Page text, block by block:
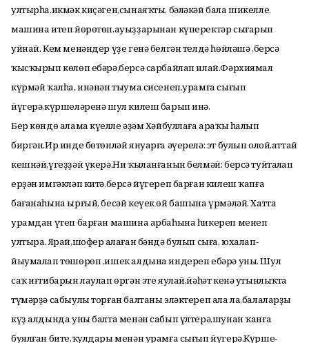
ултырһа,икмәк киҫәген,сынаяҡты, бәләкәй бала шикелле,
машина итеп йөрөтөп,ауыҙҙарынан күперектәр сығарып
уйнай. Кем менәндер үҙе генә белгән телдә һөйләшә ,берсә
ҡысҡырып көлөп ебәрә,берсә сарбайлап илай.Фәрхиямал
күрмәй ҡалһа, инәнән тыума сисенеп,урамға сығып
йүгерә,күршеләренә шул килеш барып инә.
Бер көндө алама күңелле әҙәм Хәйбуллаға араҡы һалып
биргән.Ир инде бөтөнләй януарға әүерелә: эт булып олой,аттай
кешнәй,үгеҙҙәй үкерә.Ни ҡыланғанын белмәй: берсә туйтаңлап
ерҙән имгәкләп китә,берсә йүгереп барған килеш ҡапға
бағанаһына ырғый, бесәй кеүек өй башына үрмәләй. Хатта
урамдан үтеп барған машина арбаһына һикереп менеп
ултыра. Ярай,шофер аңлаған бәндә булып сыға, юхалап-
йыумалап төшөрөп ,ишек алдына индереп ебәрә уны. Шул
саҡ иғтибарын лаулап өргән эте яулай,йәһәт кенә утынлыҡта
түмәрҙә сабыулы торған балтаны эләктереп ала ла,балаларҙың
күҙ алдында уны балта менән сабып үлтерә,шунан ҡанға
буялған бите,ҡулдары менән урамға сығып йүгерә.Күрше-